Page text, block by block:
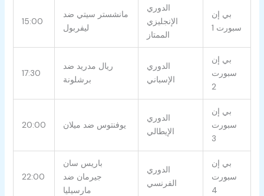
15:00
مانشستر سيتي ضد
ليفربول
الدوري
الإنجليزي
الممتاز
بي إن
سبورت 1
17:30
ريال مدريد ضد
برشلونة
الدوري
الإسباني
بي إن
سبورت
2
20:00 يوفنتوس ضد ميلان
الدوري
الإيطالي
بي إن
سبورت
3
22:00
باريس سان
جيرمان ضد
مارسيليا
الدوري
الفرنسي
بي إن
سبورت
4